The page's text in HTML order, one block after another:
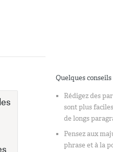
Quelques conseils
Rédigez des
sont plus
de longs
Pensez aux
phrase et à la